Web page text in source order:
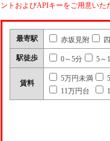
ントおよびAPIキーをご用意いた
最寄駅 赤坂見附
駅徒歩 0～5分 5～
賃料
5万円未満
11万円台